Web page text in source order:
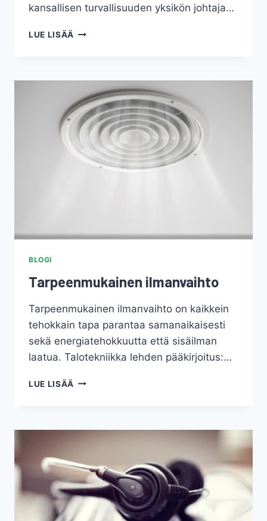
kansallisen turvallisuuden yksikön johtaja…
LUE LISÄÄ TIETOTURVAUHKA
BLOGI
Tarpeenmukainen ilmanvaihto
Tarpeenmukainen ilmanvaihto on kaikkein
tehokkain tapa parantaa samanaikaisesti
sekä energiatehokkuutta että sisäilman
laatua. Talotekniikka lehden pääkirjoitus:…
LUE LISÄÄ TARPEENMUKAINEN